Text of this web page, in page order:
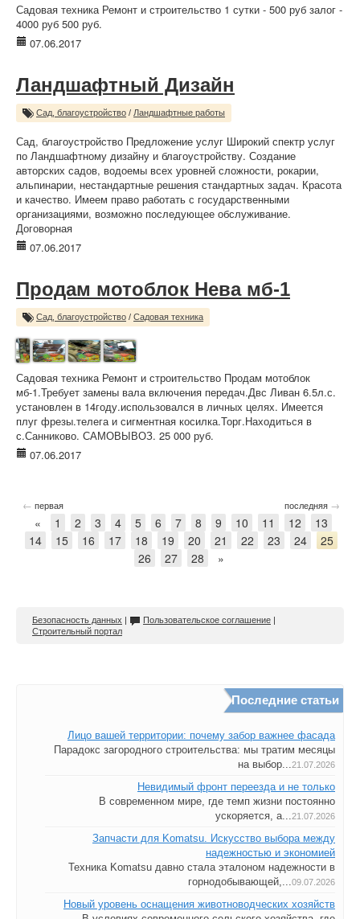
Садовая техника Ремонт и строительство 1 сутки - 500 руб залог -
4000 руб 500 руб.
07.06.2017
Ландшафтный Дизайн
Сад, благоустройство / Ландшафтные работы
Сад, благоустройство Предложение услуг Широкий спектр услуг
по Ландшафтному дизайну и благоустройству. Создание
авторских садов, водоемы всех уровней сложности, рокарии,
альпинарии, нестандартные решения стандартных задач. Красота
и качество. Имеем право работать с государственными
организациями, возможно последующее обслуживание.
Договорная
07.06.2017
Продам мотоблок Нева мб-1
Сад, благоустройство / Садовая техника
Садовая техника Ремонт и строительство Продам мотоблок
мб-1.Требует замены вала включения передач.Двс Ливан 6.5л.с.
установлен в 14году.использовался в личных целях. Имеется
плуг фрезы.телега и сигментная косилка.Торг.Находиться в
с.Санниково. САМОВЫВОЗ. 25 000 руб.
07.06.2017
← первая последняя →
« 1 2 3 4 5 6 7 8 9 10 11 12
13
14
15 16 17 18 19 20 21 22 23 24
25
26
27 28 »
Безопасность данных | Пользовательское соглашение |
Строительный портал
Последние статьи
Лицо вашей территории: почему забор важнее фасада
Парадокс загородного строительства: мы тратим месяцы
на выбор...21.07.2026
Невидимый фронт переезда и не только
В современном мире, где темп жизни постоянно
ускоряется, а...21.07.2026
Запчасти для Komatsu. Искусство выбора между
надежностью и экономией
Техника Komatsu давно стала эталоном надежности в
горнодобывающей,...09.07.2026
Новый уровень оснащения животноводческих хозяйств